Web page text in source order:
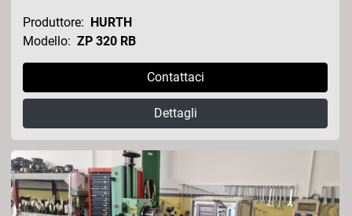
Produttore: HURTH
Modello: ZP 320 RB
Contattaci
Dettagli